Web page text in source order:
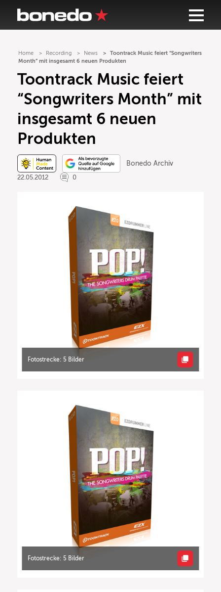
Home Recording News
Toontrack Music feiert “Songwriters
Month” mit insgesamt 6 neuen Produkten
Toontrack Music feiert
“Songwriters Month” mit
insgesamt 6 neuen
Produkten
Bonedo Archiv
22.05.2012
0
Fotostrecke: 5 Bilder
Fotostrecke: 5 Bilder